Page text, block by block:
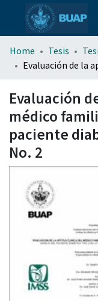
Home Tesis
Evaluación
médico
paciente
No. 2